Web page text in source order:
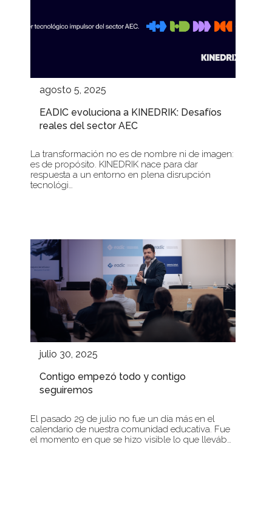
agosto 5, 2025
EADIC evoluciona a KINEDRIK: Desafíos
reales del sector AEC
La transformación no es de nombre ni de imagen:
es de propósito. KINEDRIK nace para dar
respuesta a un entorno en plena disrupción
tecnológi…
julio 30, 2025
Contigo empezó todo y contigo
seguiremos
El pasado 29 de julio no fue un día más en el
calendario de nuestra comunidad educativa. Fue
el momento en que se hizo visible lo que lleváb…